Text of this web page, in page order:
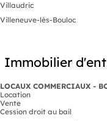
Villaudric
Villeneuve-lès-Bouloc
Immobilier
LOCAUX COMMERCIAUX -
Location
Vente
Cession droit au bail